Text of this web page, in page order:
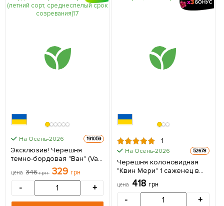
На Осень-2026 191059
Эксклюзив! Черешня
темно-бордовая "Ван" (Van)
(летний сорт,
среднеспелый срок
упаковке
цена 346грн 329 грн
- +
1
На Осень-2026 52678
Черешня колоновидная
"Квин Мери" 1 саженец в
упаковке
цена 418 грн
- +